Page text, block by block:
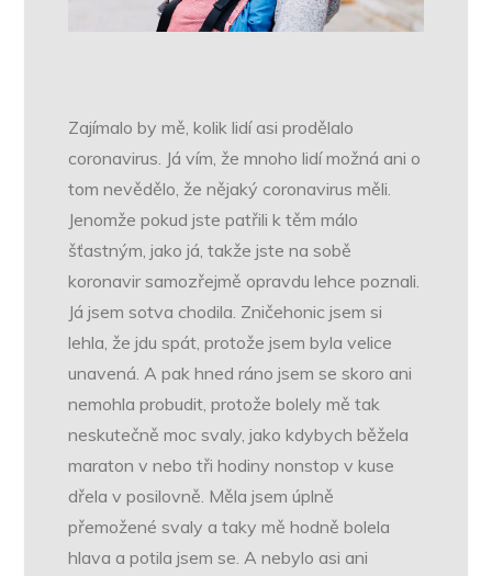
Zajímalo by mě, kolik lidí asi prodělalo
coronavirus. Já vím, že mnoho lidí možná ani o
tom nevědělo, že nějaký coronavirus měli.
Jenomže pokud jste patřili k těm málo
šťastným, jako já, takže jste na sobě
koronavir samozřejmě opravdu lehce poznali.
Já jsem sotva chodila. Zničehonic jsem si
lehla, že jdu spát, protože jsem byla velice
unavená. A pak hned ráno jsem se skoro ani
nemohla probudit, protože bolely mě tak
neskutečně moc svaly, jako kdybych běžela
maraton v nebo tři hodiny nonstop v kuse
dřela v posilovně. Měla jsem úplně
přemožené svaly a taky mě hodně bolela
hlava a potila jsem se. A nebylo asi ani